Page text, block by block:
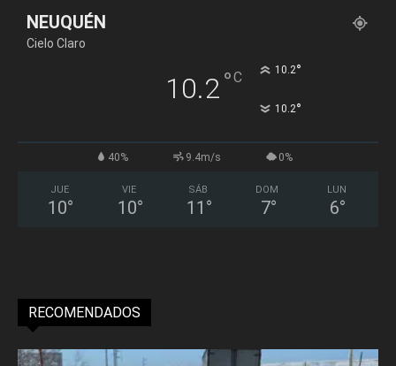
NEUQUÉN
Cielo Claro
10.2°C 10.2°
10.2°
40% 9.4m/s 0%
JUE
10°
VIE
10°
SÁB
11 °
DOM
7°
LUN
6°
RECOMENDADOS